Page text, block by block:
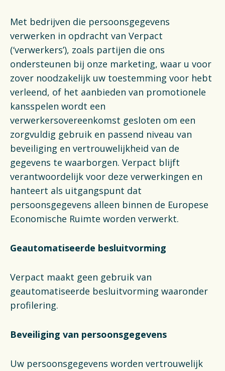
Met bedrijven die persoonsgegevens
verwerken in opdracht van Verpact
(‘verwerkers’), zoals partijen die ons
ondersteunen bij onze marketing, waar u voor
zover noodzakelijk uw toestemming voor hebt
verleend, of het aanbieden van promotionele
kansspelen wordt een
verwerkersovereenkomst gesloten om een
zorgvuldig gebruik en passend niveau van
beveiliging en vertrouwelijkheid van de
gegevens te waarborgen. Verpact blijft
verantwoordelijk voor deze verwerkingen en
hanteert als uitgangspunt dat
persoonsgegevens alleen binnen de Europese
Economische Ruimte worden verwerkt.
Geautomatiseerde besluitvorming
Verpact maakt geen gebruik van
geautomatiseerde besluitvorming waaronder
profilering.
Beveiliging van persoonsgegevens
Uw persoonsgegevens worden vertrouwelijk